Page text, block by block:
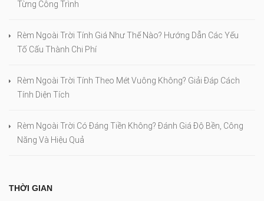
Từng Công Trình
Rèm Ngoài Trời Tính Giá Như Thế Nào? Hướng Dẫn Các Yếu
Tố Cấu Thành Chi Phí
Rèm Ngoài Trời Tính Theo Mét Vuông Không? Giải Đáp Cách
Tính Diện Tích
Rèm Ngoài Trời Có Đáng Tiền Không? Đánh Giá Độ Bền, Công
Năng Và Hiệu Quả
THỜI GIAN